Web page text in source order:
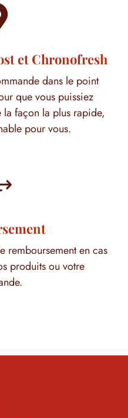
et Chronofresh
dans le point
que vous puissiez
façon la plus rapide,
pour vous.
remboursement en cas
produits ou votre